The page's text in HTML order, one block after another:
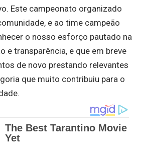
Este campeonato organizado
e ao time campeão
o nosso esforço pautado na
e transparência, e que em breve
de novo prestando relevantes
que muito contribuiu para o